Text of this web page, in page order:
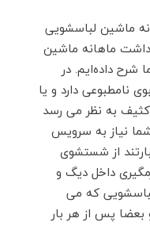
ماشین لباسشویی
ماهانه ماشین
داده‌ایم. در
نامطبوعی دارد و یا
به نظر می رسد
نیاز به سرویس
از شستشوی
داخل دیگ و
که می
پس از هر بار